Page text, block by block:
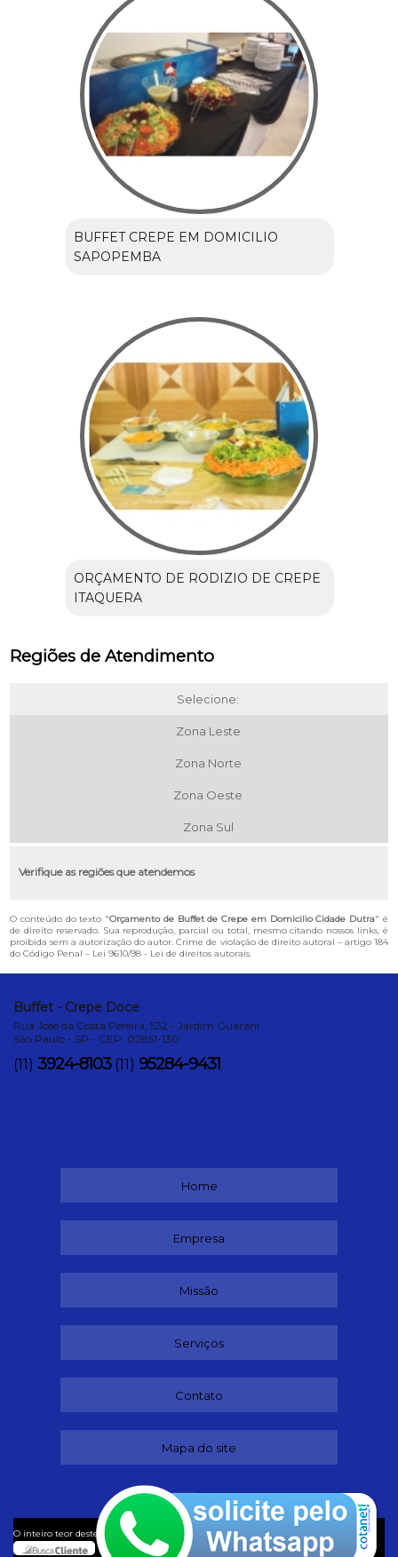
BUFFET CREPE EM DOMICILIO
SAPOPEMBA
ORÇAMENTO DE RODIZIO DE CREPE
ITAQUERA
Regiões de Atendimento
Selecione:
Zona Leste
Zona Norte
Zona Oeste
Zona Sul
Verifique as regiões que atendemos
O conteúdo do texto "Orçamento de Buffet de Crepe em Domicilio Cidade Dutra" é
de direito reservado. Sua reprodução, parcial ou total, mesmo citando nossos links, é
proibida sem a autorização do autor. Crime de violação de direito autoral – artigo 184
do Código Penal – Lei 9610/98 - Lei de direitos autorais.
Buffet - Crepe Doce
Rua José da Costa Pereira, 532 - Jardim Guarani
São Paulo - SP - CEP: 02851-130
(11) 3924-8103 (11) 95284-9431
Home
Empresa
Missão
Serviços
Contato
Mapa do site
O inteiro teor deste site está sujeito à proteção de direitos autorais. Copyright
Buffet (Lei 9610 de 19/02/1998)